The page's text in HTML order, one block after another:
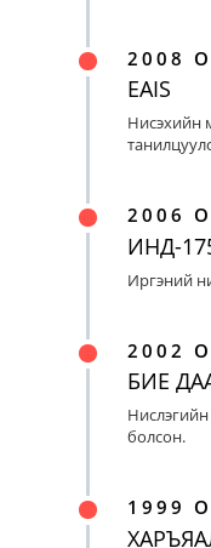
2008
EAIS
Нисэхийн
2006
ИНД-
Иргэний
2002
БИЕ
болсон.
1999